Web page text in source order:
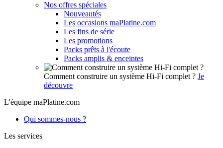
Nos offres spéciales
Nouveautés
Les occasions maPlatine.com
Les fins de série
Les promotions
Packs prêts à l'écoute
Packs amplis & enceintes
Comment construire un système Hi-Fi complet ? Je
découvre
L'équipe maPlatine.com
Qui sommes-nous ?
Les services